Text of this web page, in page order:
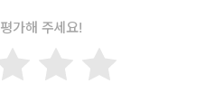
했다. 대학 시절 ‘Vocabulary 최
치며 한 단어씩 탐구하던 설렘처
부욕을 자극하는 학습 콘텐츠가
가해 주세요!